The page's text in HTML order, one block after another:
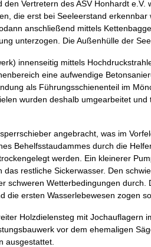
Vertretern des ASV Honhardt
die erst bei Seeleerstand
anschließend mittels
unterzogen. Die Außenhülle der
innenseitig mittels
eine aufwendige
als Führungsschienenteil im
wurden deshalb umgearbeitet und
angebracht, was im
Behelfsstaudammes durch die
werden. Ein kleinerer
restliche Sickerwasser. Den
schweren Wetterbedingungen durch.
ersten Wasserlebewesen zogen
Holzdielensteg mit Jochauflagern
vor dem ehemaligen
ausgestattet.